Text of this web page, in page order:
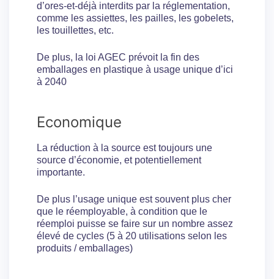
d’ores-et-déjà interdits par la réglementation,
comme les assiettes, les pailles, les gobelets,
les touillettes, etc.
De plus, la loi AGEC prévoit la fin des
emballages en plastique à usage unique d’ici
à 2040
Economique
La réduction à la source est toujours une
source d’économie, et potentiellement
importante.
De plus l’usage unique est souvent plus cher
que le réemployable, à condition que le
réemploi puisse se faire sur un nombre assez
élevé de cycles (5 à 20 utilisations selon les
produits / emballages)